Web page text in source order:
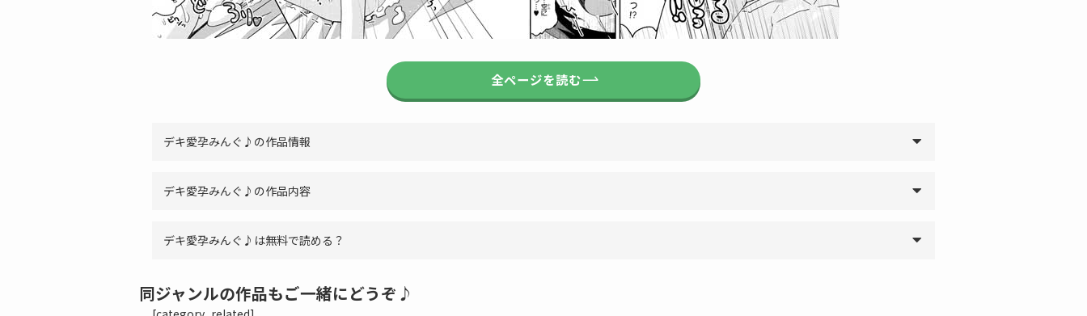
全ページを読む
デキ愛孕みんぐ♪の作品情報
デキ愛孕みんぐ♪の作品内容
デキ愛孕みんぐ♪は無料で読める？
同ジャンルの作品もご一緒にどうぞ♪